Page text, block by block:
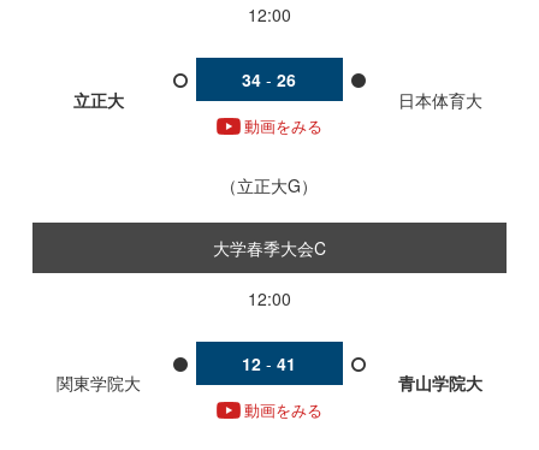
12:00
立正大
34 - 26
動画をみる
日本体育大
立正大G
大学春季大会C
12:00
関東学院大
12 - 41
動画をみる
青山学院大